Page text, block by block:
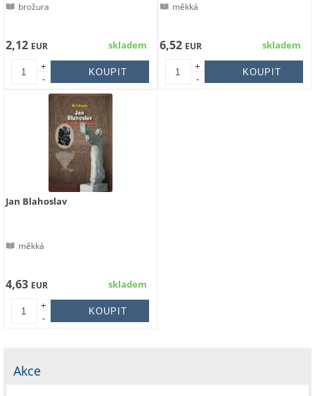
brožura
skladem
+
-
2,12 EUR
měkká
skladem
+
-
6,52 EUR
Jan Blahoslav
měkká
skladem
+
-
4,63 EUR
Akce